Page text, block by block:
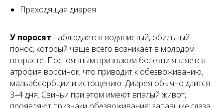
Преходящая диарея
У поросят наблюдается водянистый, обильный
понос, который чаще всего возникает в молодом
возрасте. Постоянным признаком болезни является
атрофия ворсинок, что приводит к обезвоживанию,
мальабсорбции и истощению. Диарея обычно длится
3–4 дня. Свиньи при этом имеют впалый живот,